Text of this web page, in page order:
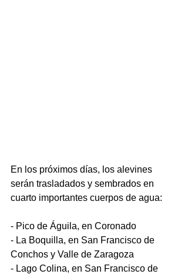
En los próximos días, los alevines
serán trasladados y sembrados en
cuarto importantes cuerpos de agua:
- Pico de Águila, en Coronado
- La Boquilla, en San Francisco de
Conchos y Valle de Zaragoza
- Lago Colina, en San Francisco de